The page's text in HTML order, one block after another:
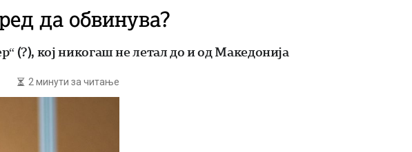
да обвинува?
(?), кој никогаш не летал до и од Македонија
2 минути за читање